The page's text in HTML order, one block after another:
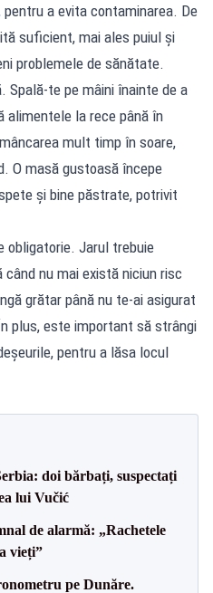
a evita contaminarea. De
suficient, mai ales puiul și
problemele de sănătate.
Spală-te pe mâini înainte de a
alimentele la rece până în
mult timp în soare,
O masă gustoasă începe
și bine păstrate, potrivit
obligatorie. Jarul trebuie
nu mai există niciun risc
grătar până nu te-ai asigurat
plus, este important să strângi
pentru a lăsa locul
doi bărbați, suspectați
lui Vučić
de alarmă: „Rachetele
vieți”
pe Dunăre.